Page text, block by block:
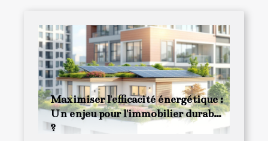
Maximiser l'efficacité énergétique :
Un enjeu pour l'immobilier durable
?